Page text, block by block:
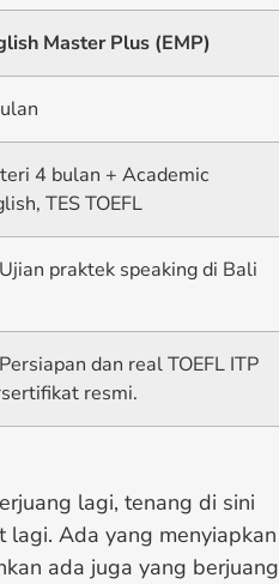
Master Plus (EMP)
4 bulan + Academic
TES TOEFL
Ujian praktek speaking di Bali
Persiapan dan real TOEFL ITP
resmi.
lagi, tenang di sini
lagi. Ada yang menyiapkan
ada juga yang berjuang